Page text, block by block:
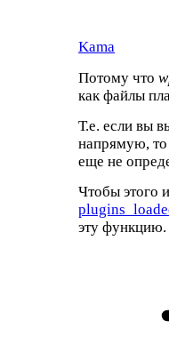
Kama
Потому что
как файлы
Т.е. если вы
напрямую, то
еще не
Чтобы этого
эту функцию.